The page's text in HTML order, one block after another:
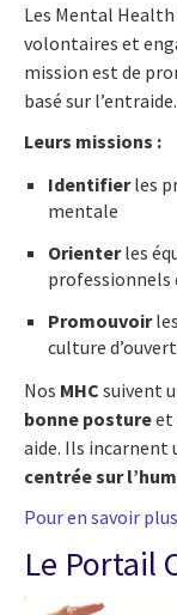
Les Mental
volontaires et
mission est de
basé sur l’entraide.
Leurs missions :
Identifierles
mentale
Orienterles
professionnels
Promouvoir
culture
Nos MHC suivent
bonne postureet
aide. Ils incarnent
centrée sur
Pouren savoir plus
Le Portail